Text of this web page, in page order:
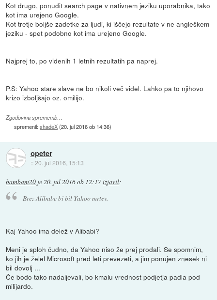
Kot drugo, ponudit search page v nativnem jeziku uporabnika, tako
kot ima urejeno Google.
Kot tretje boljše zadetke za ljudi, ki iščejo rezultate v ne angleškem
jeziku - spet podobno kot ima urejeno Google.
Najprej to, po videnih 1 letnih rezultatih pa naprej.
P.S: Yahoo stare slave ne bo nikoli več videl. Lahko pa to njihovo
krizo izboljšajo oz. omilijo.
Zgodovina sprememb…
spremenil:shadeX(20. jul 2016 ob 14:36)
opeter
::20. jul 2016, 15:13
bambam20 je20. jul 2016 ob 12:17izjavil:
Brez Alibabe bi bil Yahoo mrtev.
Kaj Yahoo ima delež v Alibabi?
Meni je sploh čudno, da Yahoo niso že prej prodali. Se spomnim,
ko jih je želel Microsoft pred leti prevezeti, a jim ponujen znesek ni
bil dovolj ...
Če bodo tako nadaljevali, bo kmalu vrednost podjetja padla pod
milijardo.